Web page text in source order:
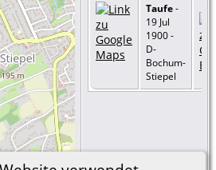
Taufe-
19 Jul
1900 -
D-
Bochum-
Stiepel